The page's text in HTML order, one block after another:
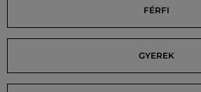
FÉRFI
GYEREK